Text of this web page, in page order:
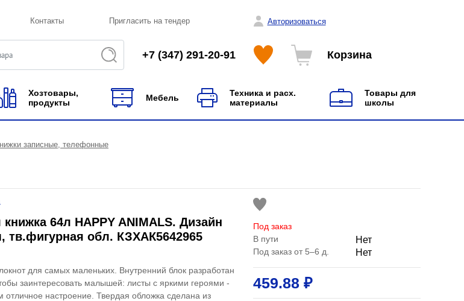
Контакты Пригласить на тендер Авторизоваться
+7 (347) 291-20-91 Корзина
Хозтовары,
продукты
Мебель
Техника и расх.
материалы
Товары для
школы
записные, телефонные
64л HAPPY ANIMALS. Дизайн
тв.фигурная обл. КЗХАК5642965
для самых маленьких. Внутренний блок разработан
заинтересовать малышей: листы с яркими героями -
отличное настроение. Твердая обложка сделана из
Под заказ
В пути
Нет
Под заказ от 5–6 д. Нет
459.88 ₽